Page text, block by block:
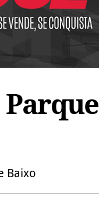
Baixo